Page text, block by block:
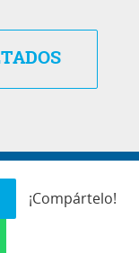
¡Compártelo!